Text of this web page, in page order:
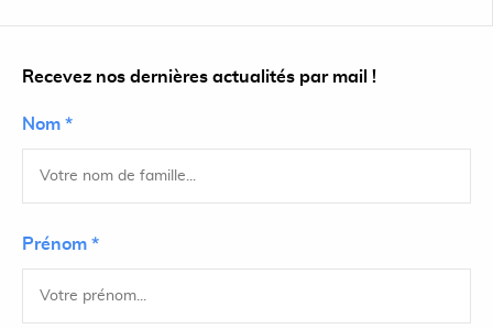
Recevez nos dernières actualités par mail !
Nom *
Prénom *